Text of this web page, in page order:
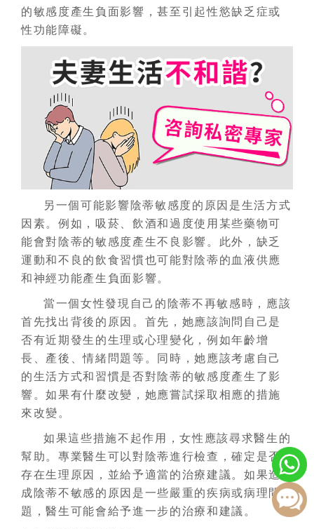
的敏感度產生負面影響，甚至引起性慾缺乏症或
性功能障礙。
另一個可能影響陰蒂敏感度的原因是生活方式
因素。例如，吸菸、飲酒和過度使用某些藥物可
能會對陰蒂的敏感度產生不良影響。此外，缺乏
運動和不良的飲食習慣也可能對陰蒂的血液供應
和神經功能產生負面影響。
當一個女性發現自己的陰蒂不再敏感時，應該
首先找出背後的原因。首先，她應該詢問自己是
否有近期發生的生理或心理變化，例如年齡增
長、產後、情緒問題等。同時，她應該考慮自己
的生活方式和習慣是否對陰蒂的敏感度產生了影
響。如果有什麼改變，她應嘗試採取相應的措施
來改變。
如果這些措施不起作用，女性應該尋求醫生的
幫助。專業醫生可以對陰蒂進行檢查，確定是否
存在生理原因，並給予適當的治療建議。如果造
成陰蒂不敏感的原因是一些嚴重的疾病或病理問
題，醫生可能會給予進一步的治療和建議。